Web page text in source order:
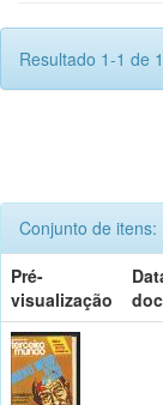
Resultado 1-1 de
Conjunto de itens:
Pré-
visualização